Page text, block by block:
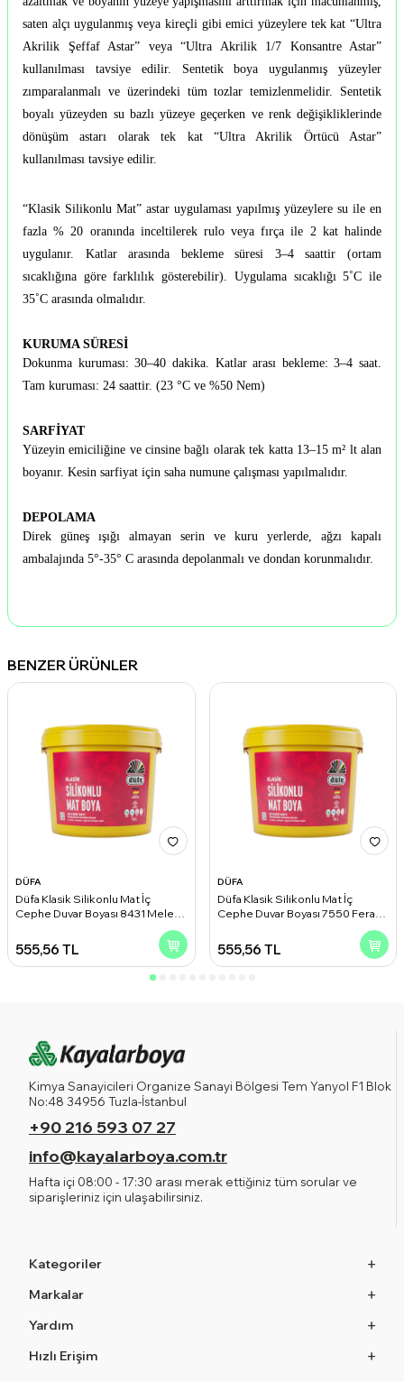
saten alçı uygulanmış veya kireçli gibi emici yüzeylere tek kat “Ultra
Akrilik Şeffaf Astar” veya “Ultra Akrilik 1/7 Konsantre Astar”
kullanılması tavsiye edilir. Sentetik boya uygulanmış yüzeyler
zımparalanmalı ve üzerindeki tüm tozlar temizlenmelidir. Sentetik
boyalı yüzeyden su bazlı yüzeye geçerken ve renk değişikliklerinde
dönüşüm astarı olarak tek kat “Ultra Akrilik Örtücü Astar”
kullanılması tavsiye edilir.
“Klasik Silikonlu Mat” astar uygulaması yapılmış yüzeylere su ile en
fazla % 20 oranında inceltilerek rulo veya fırça ile 2 kat halinde
uygulanır. Katlar arasında bekleme süresi 3–4 saattir (ortam
sıcaklığına göre farklılık gösterebilir). Uygulama sıcaklığı 5˚C ile
35˚C arasında olmalıdır.
KURUMA SÜRESİ
Dokunma kuruması: 30–40 dakika. Katlar arası bekleme: 3–4 saat.
Tam kuruması: 24 saattir. (23 °C ve %50 Nem)
SARFİYAT
Yüzeyin emiciliğine ve cinsine bağlı olarak tek katta 13–15 m² lt alan
boyanır. Kesin sarfiyat için saha numune çalışması yapılmalıdır.
DEPOLAMA
Direk güneş ışığı almayan serin ve kuru yerlerde, ağzı kapalı
ambalajında 5°-35° C arasında depolanmalı ve dondan korunmalıdır.
BENZER ÜRÜNLER
DÜFA
Düfa Klasik Silikonlu Mat İç
Cephe Duvar Boyası 8431 Melek
555,56 TL
DÜFA
Düfa Klasik Silikonlu Mat İç
Cephe Duvar Boyası 7550 Ferah
555,56 TL
Kimya Sanayicileri Organize Sanayi Bölgesi Tem Yanyol F1 Blok
No:48 34956 Tuzla-İstanbul
+90 216 593 07 27
info@kayalarboya.com.tr
Hafta içi 08:00 - 17:30 arası merak ettiğiniz tüm sorular ve
siparişleriniz için ulaşabilirsiniz.
Kategoriler
Markalar
Yardım
Hızlı Erişim